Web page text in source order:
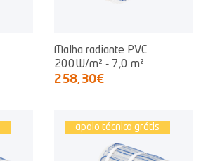
Malha radiante PVC
200W/m² - 7,0 m²
258,30€
apoio técnico grátis